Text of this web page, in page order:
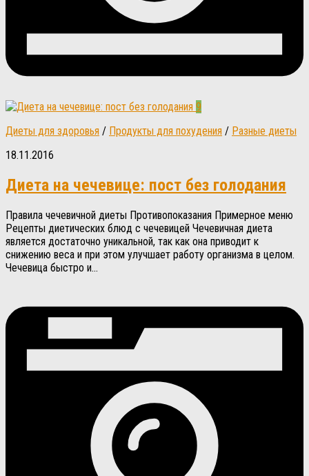
9
Диеты для здоровья / Продукты для похудения / Разные диеты
18.11.2016
Диета на чечевице: пост без голодания
Правила чечевичной диеты Противопоказания Примерное меню
Рецепты диетических блюд с чечевицей Чечевичная диета
является достаточно уникальной, так как она приводит к
снижению веса и при этом улучшает работу организма в целом.
Чечевица быстро и...